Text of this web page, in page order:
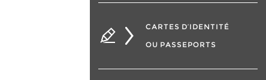
CARTES D’IDENTITÉ
OU PASSEPORTS